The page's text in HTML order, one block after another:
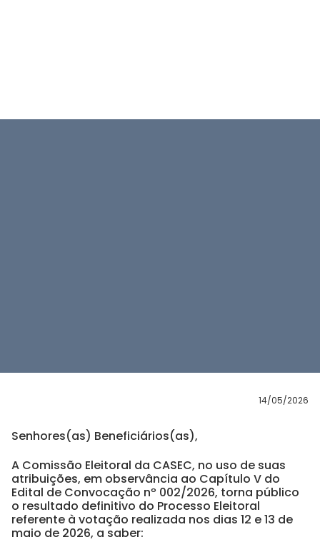
14/05/2026
Senhores(as) Beneficiários(as),
A Comissão Eleitoral da CASEC, no uso de suas
atribuições, em observância ao Capítulo V do
Edital de Convocação nº 002/2026, torna público
o resultado definitivo do Processo Eleitoral
referente à votação realizada nos dias 12 e 13 de
maio de 2026, a saber: